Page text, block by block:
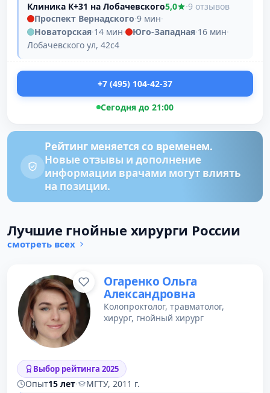
Клиника К+31 на Лобачевского5,0 ·9 отзывов
Проспект Вернадского·9 мин·
Новаторская·14 мин· Юго-Западная·16 мин·
Лобачевского ул, 42с4
+7 (495) 104-42-37
Сегодня до 21:00
Рейтинг меняется со временем.
Новые отзывы и дополнение
информации врачами могут влиять
на позиции.
Лучшие гнойные хирурги России
смотреть всех
Огаренко Ольга
Александровна
Колопроктолог, травматолог,
хирург, гнойный хирург
Выбор рейтинга 2025
Опыт15 лет·
МГТУ, 2011 г.